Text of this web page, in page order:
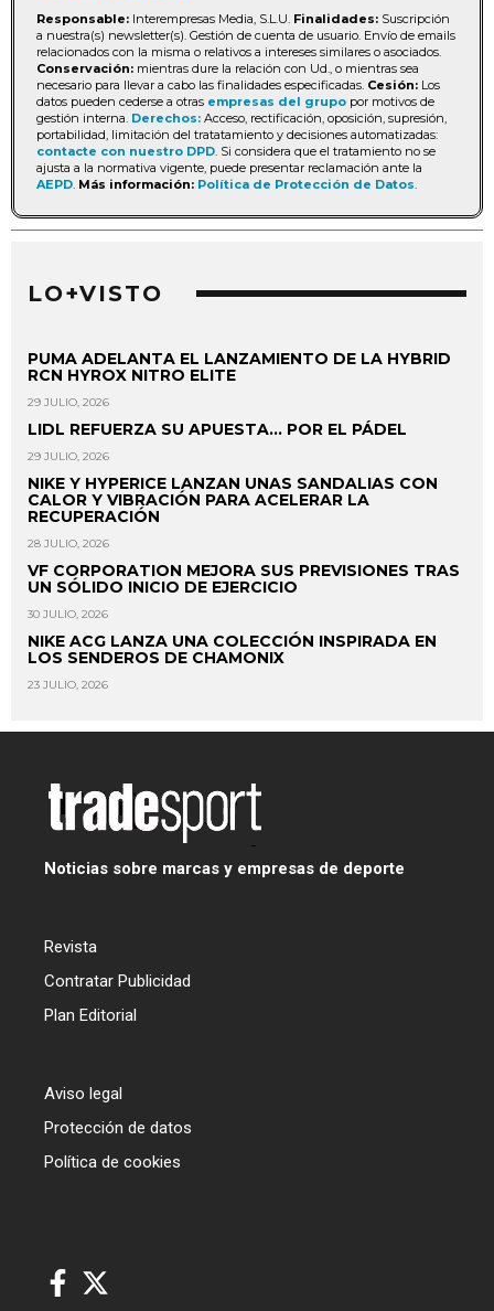
Responsable: Interempresas Media, S.L.U. Finalidades: Suscripción
a nuestra(s) newsletter(s). Gestión de cuenta de usuario. Envío de emails
relacionados con la misma o relativos a intereses similares o asociados.
Conservación: mientras dure la relación con Ud., o mientras sea
necesario para llevar a cabo las finalidades especificadas. Cesión: Los
datos pueden cederse a otras empresas del grupo por motivos de
gestión interna. Derechos: Acceso, rectificación, oposición, supresión,
portabilidad, limitación del tratatamiento y decisiones automatizadas:
contacte con nuestro DPD. Si considera que el tratamiento no se
ajusta a la normativa vigente, puede presentar reclamación ante la
AEPD. Más información: Política de Protección de Datos.
LO+VISTO
PUMA ADELANTA EL LANZAMIENTO DE LA HYBRID
RCN HYROX NITRO ELITE
29 JULIO, 2026
LIDL REFUERZA SU APUESTA... POR EL PÁDEL
29 JULIO, 2026
NIKE Y HYPERICE LANZAN UNAS SANDALIAS CON
CALOR Y VIBRACIÓN PARA ACELERAR LA
RECUPERACIÓN
28 JULIO, 2026
VF CORPORATION MEJORA SUS PREVISIONES TRAS
UN SÓLIDO INICIO DE EJERCICIO
30 JULIO, 2026
NIKE ACG LANZA UNA COLECCIÓN INSPIRADA EN
LOS SENDEROS DE CHAMONIX
23 JULIO, 2026
Noticias sobre marcas y empresas de deporte
Revista
Contratar Publicidad
Plan Editorial
Aviso legal
Protección de datos
Política de cookies